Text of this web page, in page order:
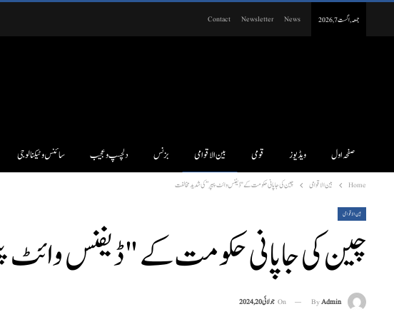
جمعہ, اگست 7, 2026 News
Newsletter
Contact
صفحہ اول ویڈیوز قومی بین الاقوامی بزنس دلچسپ و عجیب سائنس وٹیکنالوجی
Home بین الاقوامی چین کی جاپانی حکومت کے "ڈیفنس وائٹ پیپر” کی شدید مخالفت
بین الاقوامی
چین کی جاپانی حکومت کے "ڈیفنس وائٹ
ByAdmin
On جولائی 20, 2024